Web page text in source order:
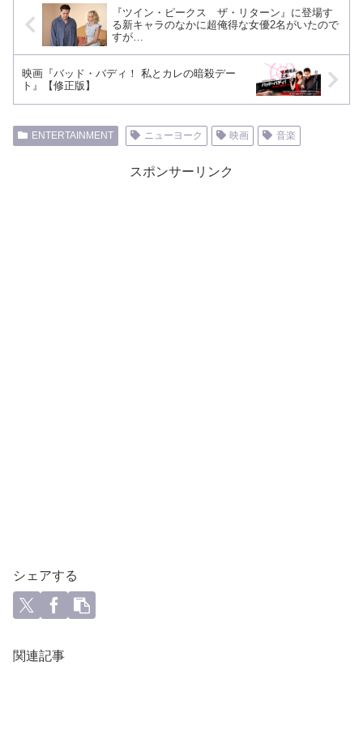
『ツイン・ピークス ザ・リターン』に登場す
る新キャラのなかに超俺得な女優2名がいたので
すが…
映画『バッド・バディ！ 私とカレの暗殺デー
ト』【修正版】
ENTERTAINMENT ニューヨーク 映画 音楽
スポンサーリンク
シェアする
関連記事